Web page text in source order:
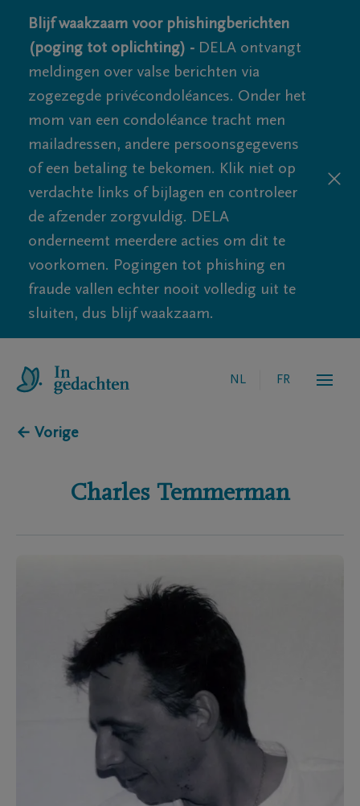
Blijf waakzaam voor phishingberichten
(poging tot oplichting) - DELA ontvangt
meldingen over valse berichten via
zogezegde privécondoléances. Onder het
mom van een condoléance tracht men
mailadressen, andere persoonsgegevens
of een betaling te bekomen. Klik niet op
verdachte links of bijlagen en controleer
de afzender zorgvuldig. DELA
onderneemt meerdere acties om dit te
voorkomen. Pogingen tot phishing en
fraude vallen echter nooit volledig uit te
sluiten, dus blijf waakzaam.
NL FR
← Vorige
Charles Temmerman